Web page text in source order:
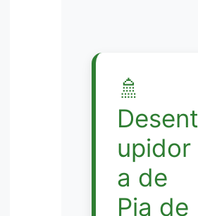
🚿
Desent
upidor
a de
Pia de